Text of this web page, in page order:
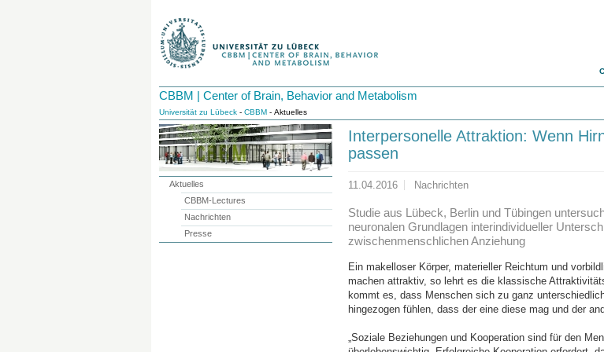
CBBM | Center of Brain, Behavior and Metabolism
Universität zu Lübeck - CBBM - Aktuelles
Interpersonelle Attraktion: Wenn
passen
11.04.2016 Nachrichten
Studie aus Lübeck, Berlin und Tübingen
neuronalen Grundlagen interindividueller
zwischenmenschlichen Anziehung
Ein makelloser Körper, materieller Reichtum und
machen attraktiv, so lehrt es die klassische
kommt es, dass Menschen sich zu ganz
hingezogen fühlen, dass der eine diese mag und der
„Soziale Beziehungen und Kooperation sind für den
Aktuelles
CBBM-Lectures
Nachrichten
Presse